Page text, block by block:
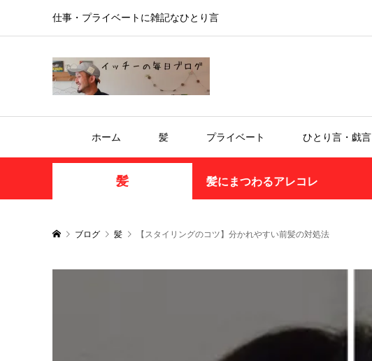
仕事・プライベートに雑記なひとり言
ホーム 髪 プライベート ひとり言・戯言
髪 髪にまつわるアレコレ
ブログ 髪 【スタイリングのコツ】分かれやすい前髪の対処法